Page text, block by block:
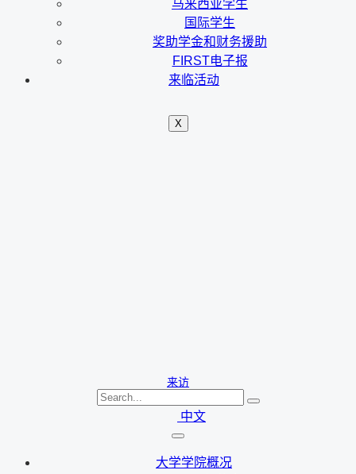
马来西亚学生
国际学生
奖助学金和财务援助
FIRST电子报
来临活动
X
来访
中文
大学学院概况